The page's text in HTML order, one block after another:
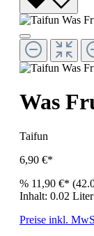
Was
Taifun
6,90 €*
% 11,90 €*
Inhalt: 0.02 Liter
Preise inkl.